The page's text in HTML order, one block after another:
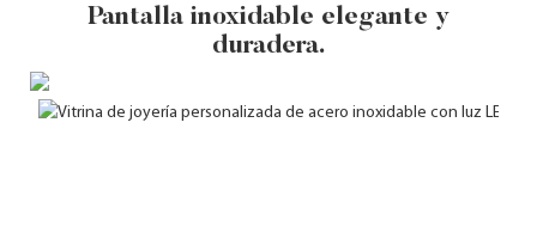
Pantalla inoxidable elegante y
duradera.